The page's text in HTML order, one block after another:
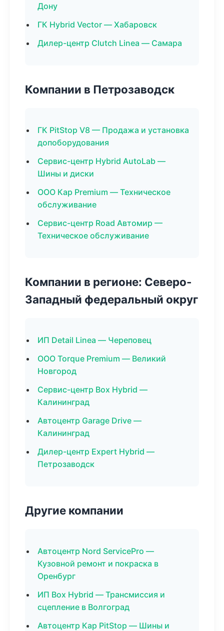
Дону
ГК Hybrid Vector — Хабаровск
Дилер-центр Clutch Linea — Самара
Компании в Петрозаводск
ГК PitStop V8 — Продажа и установка
допоборудования
Сервис-центр Hybrid AutoLab —
Шины и диски
ООО Кар Premium — Техническое
обслуживание
Сервис-центр Road Автомир —
Техническое обслуживание
Компании в регионе: Северо-
Западный федеральный округ
ИП Detail Linea — Череповец
ООО Torque Premium — Великий
Новгород
Сервис-центр Box Hybrid —
Калининград
Автоцентр Garage Drive —
Калининград
Дилер-центр Expert Hybrid —
Петрозаводск
Другие компании
Автоцентр Nord ServicePro —
Кузовной ремонт и покраска в
Оренбург
ИП Box Hybrid — Трансмиссия и
сцепление в Волгоград
Автоцентр Кар PitStop — Шины и